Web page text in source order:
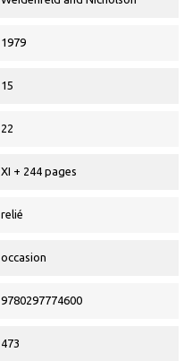
1979
15
22
XI + 244 pages
relié
occasion
9780297774600
473